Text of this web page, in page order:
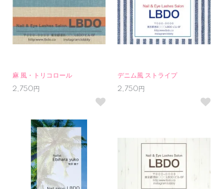
麻 風・トリコロール
2,750円
デニム風 ストライプ
2,750円